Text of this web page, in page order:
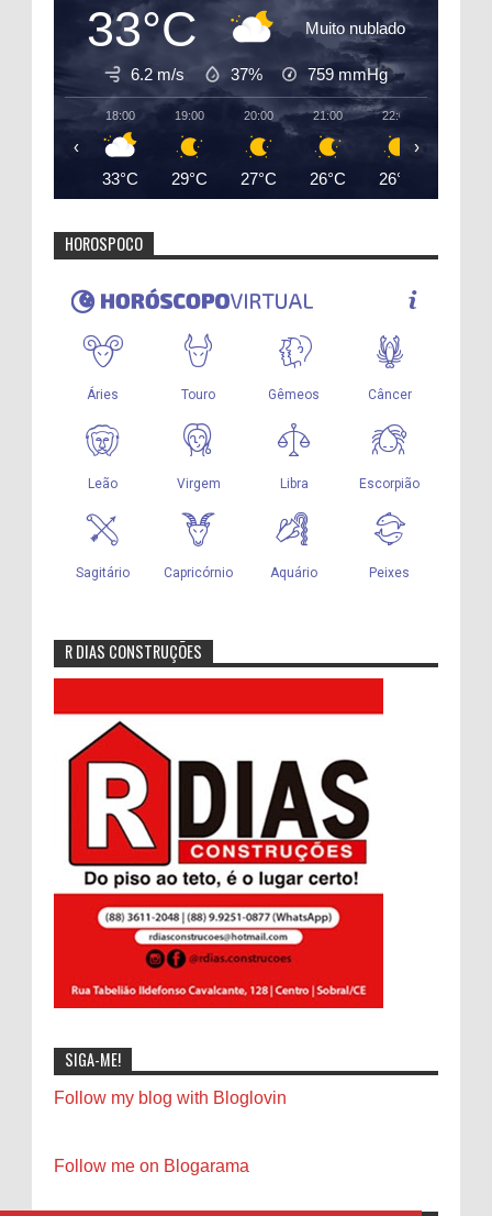
33°C Muito nublado
6.2 m/s 37% 759 mmHg
18:00
33°C
19:00
29°C
20:00
27°C
21:00
26°C
22:00
26°C
‹ ›
HOROSPOCO
R DIAS CONSTRUÇÕES
SIGA-ME!
Follow my blog with Bloglovin
Follow me on Blogarama